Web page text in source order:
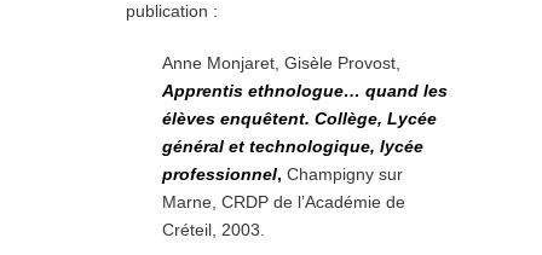
publication :
Anne Monjaret, Gisèle Provost,
Apprentis ethnologue… quand les
élèves enquêtent. Collège, Lycée
général et technologique, lycée
professionnel, Champigny sur
Marne, CRDP de l’Académie de
Créteil, 2003.